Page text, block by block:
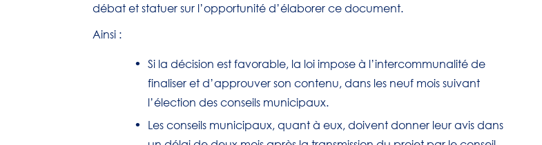
débat et statuer sur l’opportunité d’élaborer ce document.
Ainsi :
Si la décision est favorable, la loi impose à l’intercommunalité de
finaliser et d’approuver son contenu, dans les neuf mois suivant
l’élection des conseils municipaux.
Les conseils municipaux, quant à eux, doivent donner leur avis dans